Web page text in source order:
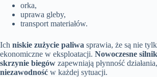
orka,
uprawa gleby,
transport materiałów.
Ich niskie zużycie paliwa sprawia, że są nie
ekonomiczne w eksploatacji. Nowoczesne
skrzynie biegów zapewniają płynność
niezawodność w każdej sytuacji.